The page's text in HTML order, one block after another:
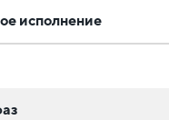
исполнение